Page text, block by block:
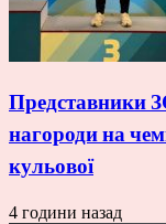
Представники
нагороди на
кульової
4 години назад